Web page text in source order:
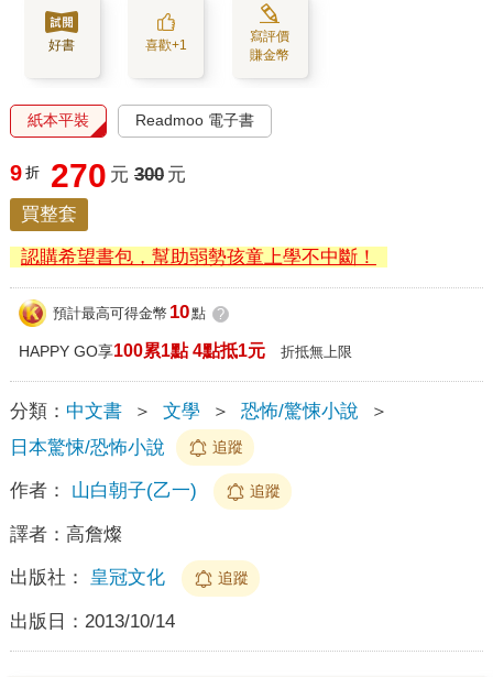
好書 喜歡+1
寫評價
賺金幣
紙本平裝 Readmoo 電子書
9 折 270 元 300 元
買整套
認購希望書包，幫助弱勢孩童上學不中斷！
預計最高可得金幣 10點 ?
HAPPY GO享100累1點 4點抵1元 折抵無上限
分類： 中文書 ＞ 文學 ＞ 恐怖/驚悚小說
＞
日本驚悚/恐怖小說
追蹤
作者： 山白朝子(乙一) 追蹤
譯者： 高詹燦
出版社： 皇冠文化 追蹤
出版日： 2013/10/14